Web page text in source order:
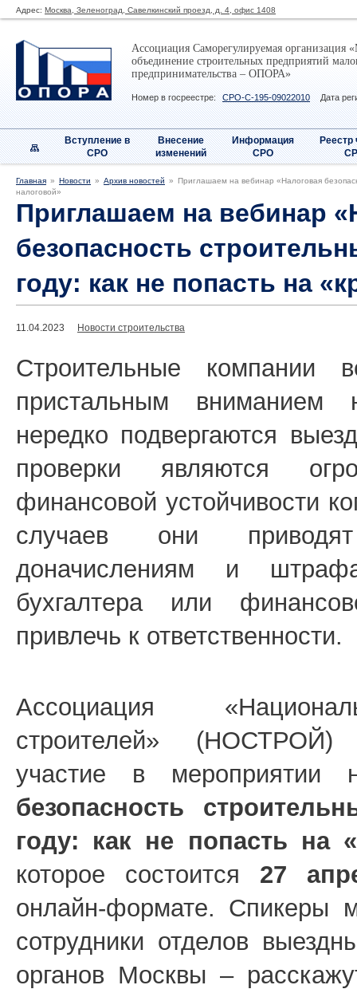
Адрес: Москва, Зеленоград, Савелкинский проезд, д. 4, офис 1408
Ассоциация Саморегулируемая организация
объединение строительных предприятий
предпринимательства – ОПОРА»
Номер в госреестре: СРО-С-195-09022010 Дата
Вступление в
СРО
Внесение
изменений
Информация
СРО
Реестр
Главная Новости Архив новостей
Приглашаем на вебинар «Налоговая
налоговой»
Приглашаем на вебинар
безопасность
году: как не попасть на
11.04.2023 Новости строительства
Строительные компании
пристальным вниманием
нередко подвергаются
проверки являются
финансовой устойчивости
случаев они
доначислениям и
бухгалтера или
привлечь к ответственности.
Ассоциация
строителей» (НОСТРОЙ)
участие в мероприятии
безопасность
году: как не попасть на
которое состоится 27
онлайн-формате. Спикеры
сотрудники отделов
органов Москвы –